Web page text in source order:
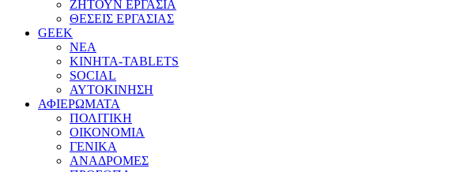
ΖΗΤΟΥΝ ΕΡΓΑΣΙΑ
ΘΕΣΕΙΣ ΕΡΓΑΣΙΑΣ
GEEK
ΝΕΑ
ΚΙΝΗΤΑ-TABLETS
SOCIAL
ΑΥΤΟΚΙΝΗΣΗ
ΑΦΙΕΡΩΜΑΤΑ
ΠΟΛΙΤΙΚΗ
ΟΙΚΟΝΟΜΙΑ
ΓΕΝΙΚΑ
ΑΝΑΔΡΟΜΕΣ